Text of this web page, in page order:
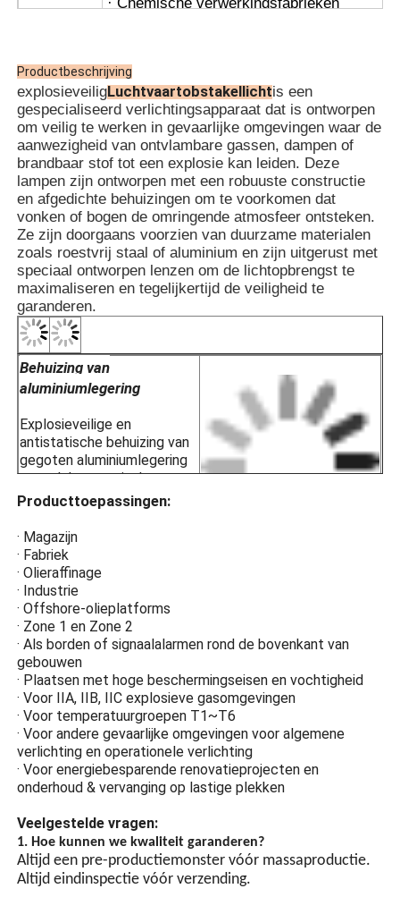
APPL
· Kolenmijnen en tunnelinfrastructuur
· Magazijnen voor gevaarlijke opslag
· Zone 1 en Zone 2
· Voor temperatuurgroepen T1~T6
· Voor IIA, IIB, IIC explosieve
Productbeschrijving
explosieveiligLuchtvaartobstakellichtis een
gespecialiseerd verlichtingsapparaat dat is ontworpen
om veilig te werken in gevaarlijke omgevingen waar de
aanwezigheid van ontvlambare gassen, dampen of
brandbaar stof tot een explosie kan leiden. Deze
lampen zijn ontworpen met een robuuste constructie
en afgedichte behuizingen om te voorkomen dat
vonken of bogen de omringende atmosfeer ontsteken.
Ze zijn doorgaans voorzien van duurzame materialen
zoals roestvrij staal of aluminium en zijn uitgerust met
speciaal ontworpen lenzen om de lichtopbrengst te
maximaliseren en tegelijkertijd de veiligheid te
garanderen.
Behuizing van
aluminiumlegering
Explosieveilige en
antistatische behuizing van
gegoten aluminiumlegering
met elektrostatisch
gespoten kunststof
oppervlak voor
corrosiebestendigheid,
antistatisch en
slagvastheid.
Explosieveilige
hoogwaardig gehard glas
voorkomt dat boogvonken
van verlichting in contact
komen met brandbare
gassen en explosies
veroorzaken.
Energiebesparend
ontwerp
LED-lampkralen met hoge
helderheid, LED-chip
energiebesparende
Producttoepassingen:
· Magazijn
· Fabriek
· Olieraffinage
· Industrie
· Offshore-olieplatforms
· Zone 1 en Zone 2
· Als borden of signaalalarmen rond de bovenkant van
gebouwen
· Plaatsen met hoge beschermingseisen en vochtigheid
· Voor IIA, IIB, IIC explosieve gasomgevingen
· Voor temperatuurgroepen T1~T6
· Voor andere gevaarlijke omgevingen voor algemene
verlichting en operationele verlichting
· Voor energiebesparende renovatieprojecten en
onderhoud & vervanging op lastige plekken
Veelgestelde vragen:
1. Hoe kunnen we kwaliteit garanderen?
Altijd een pre-productiemonster vóór massaproductie.
Altijd eindinspectie vóór verzending.